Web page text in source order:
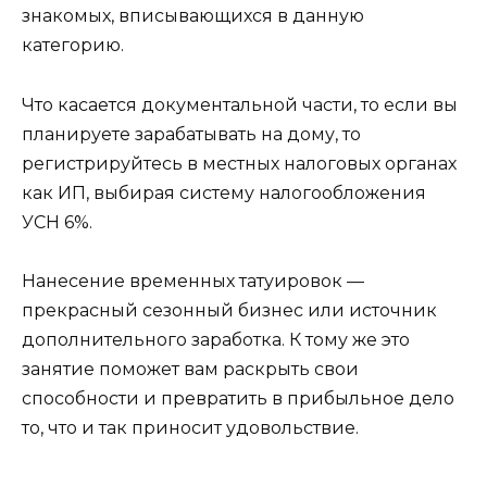
знакомых, вписывающихся в данную
категорию.
Что касается документальной части, то если вы
планируете зарабатывать на дому, то
регистрируйтесь в местных налоговых органах
как ИП, выбирая систему налогообложения
УСН 6%.
Нанесение временных татуировок —
прекрасный сезонный бизнес или источник
дополнительного заработка. К тому же это
занятие поможет вам раскрыть свои
способности и превратить в прибыльное дело
то, что и так приносит удовольствие.